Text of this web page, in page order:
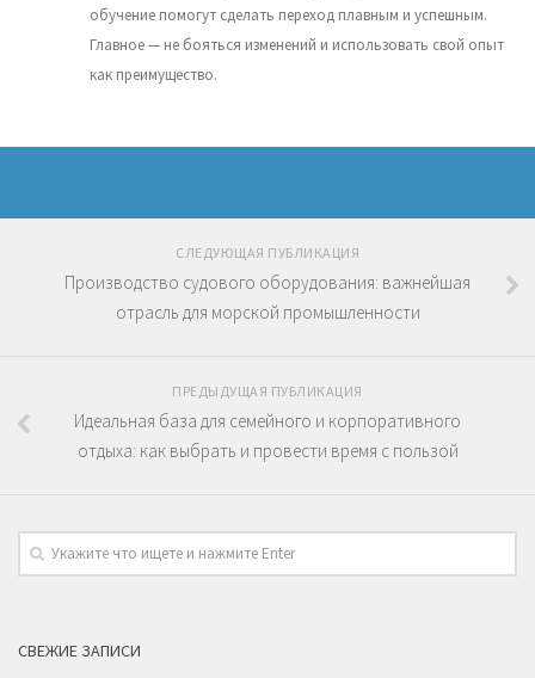
обучение помогут сделать переход плавным и успешным.
Главное — не бояться изменений и использовать свой опыт
как преимущество.
СЛЕДУЮЩАЯ ПУБЛИКАЦИЯ
Производство судового оборудования: важнейшая
отрасль для морской промышленности
ПРЕДЫДУЩАЯ ПУБЛИКАЦИЯ
Идеальная база для семейного и корпоративного
отдыха: как выбрать и провести время с пользой
СВЕЖИЕ ЗАПИСИ